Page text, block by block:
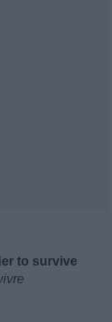
to survive